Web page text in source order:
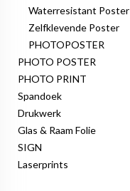
Waterresistant Poster
Zelfklevende Poster
PHOTOPOSTER
PHOTO POSTER
PHOTO PRINT
Spandoek
Drukwerk
Glas & Raam Folie
SIGN
Laserprints